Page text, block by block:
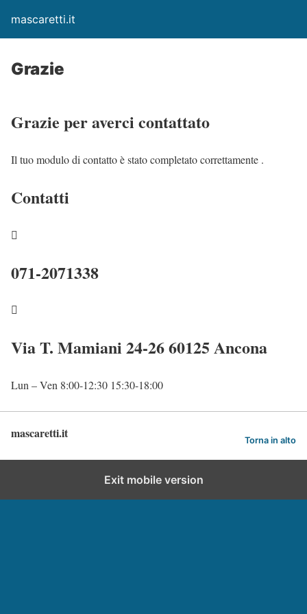
mascaretti.it
Grazie
Grazie per averci contattato
Il tuo modulo di contatto è stato completato correttamente .
Contatti

071-2071338

Via T. Mamiani 24-26 60125 Ancona
Lun – Ven 8:00-12:30 15:30-18:00
mascaretti.it Torna in alto
Exit mobile version